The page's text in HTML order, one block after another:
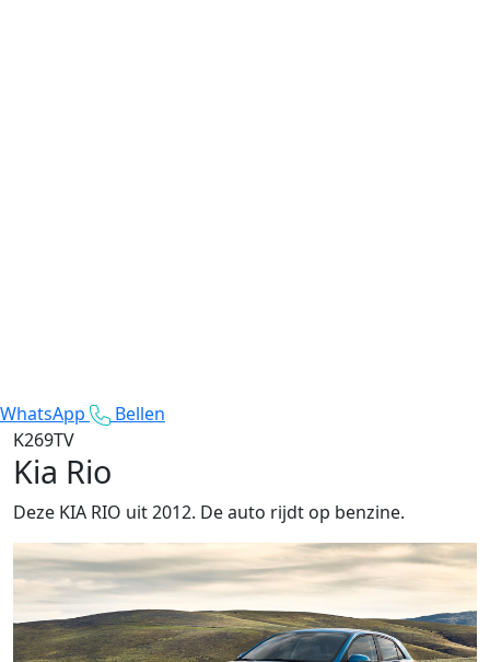
WhatsApp
Bellen
K269TV
Kia Rio
Deze KIA RIO uit 2012. De auto rijdt op benzine.